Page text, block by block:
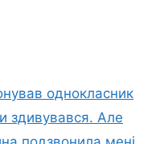
однокласник
здивувався. Але